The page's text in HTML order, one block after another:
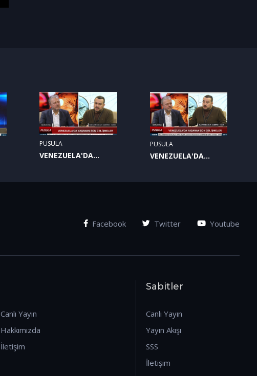
PUSULA
VENEZUELA'DA
PUSULA
VENEZUELA'DA
Facebook Twitter Youtube
Canlı Yayın
Hakkımızda
İletişim
Sabitler
Canlı Yayın
Yayın Akışı
SSS
İletişim